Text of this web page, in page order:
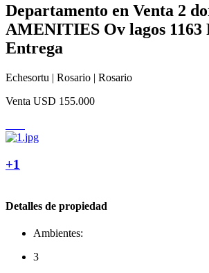
Departamento en Venta 2
AMENITIES Ov lagos 1163
Entrega
Echesortu | Rosario | Rosario
Venta USD 155.000
+1
Detalles de propiedad
Ambientes:
3